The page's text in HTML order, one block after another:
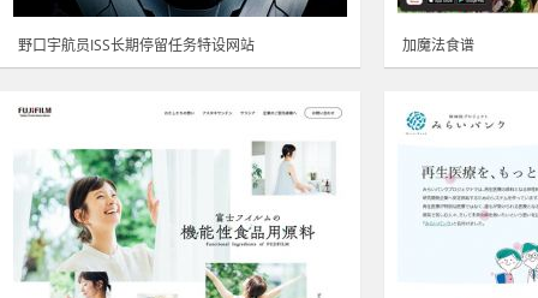
野口宇航员ISS长期停留任务特设网站 加魔法食谱